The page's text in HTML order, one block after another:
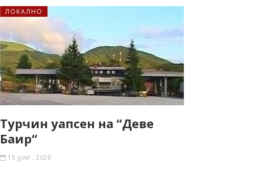
ЛОКАЛНО
Турчин уапсен на “Девe
Баир“
15 јули , 2026